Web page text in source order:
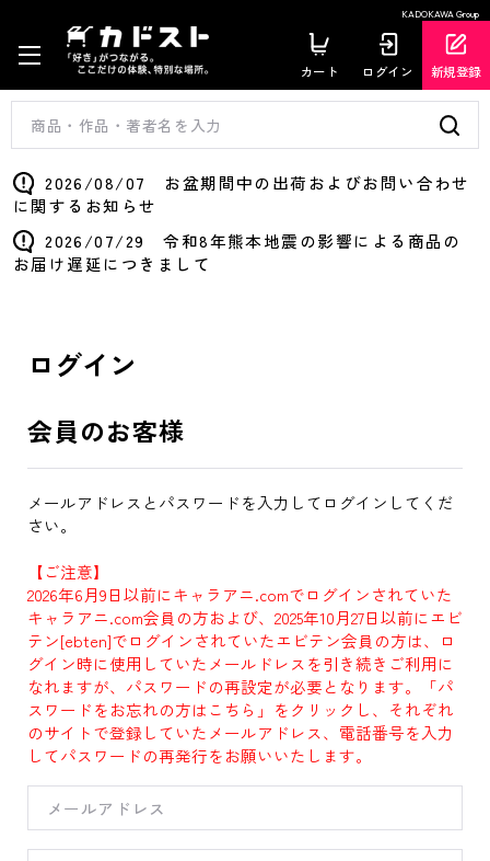
KADOKAWA Group
カート ログイン 新規登録
2026/08/07 お盆期間中の出荷およびお問い合わせ
に関するお知らせ
2026/07/29 令和8年熊本地震の影響による商品の
お届け遅延につきまして
ログイン
会員のお客様
メールアドレスとパスワードを入力してログインしてくだ
さい。
【ご注意】
2026年6月9日以前にキャラアニ.comでログインされていた
キャラアニ.com会員の方および、2025年10月27日以前にエビ
テン[ebten]でログインされていたエビテン会員の方は、ロ
グイン時に使用していたメールドレスを引き続きご利用に
なれますが、パスワードの再設定が必要となります。「パ
スワードをお忘れの方はこちら」をクリックし、それぞれ
のサイトで登録していたメールアドレス、電話番号を入力
してパスワードの再発行をお願いいたします。